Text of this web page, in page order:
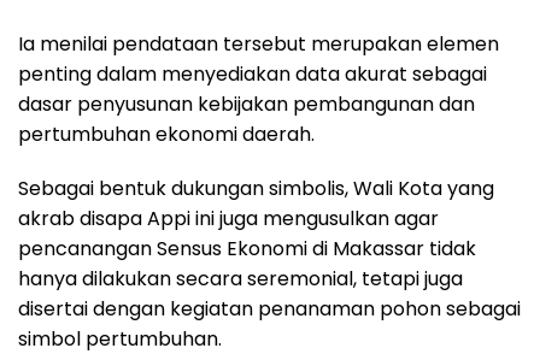
Ia menilai pendataan tersebut merupakan elemen
penting dalam menyediakan data akurat sebagai
dasar penyusunan kebijakan pembangunan dan
pertumbuhan ekonomi daerah.
Sebagai bentuk dukungan simbolis, Wali Kota yang
akrab disapa Appi ini juga mengusulkan agar
pencanangan Sensus Ekonomi di Makassar tidak
hanya dilakukan secara seremonial, tetapi juga
disertai dengan kegiatan penanaman pohon sebagai
simbol pertumbuhan.